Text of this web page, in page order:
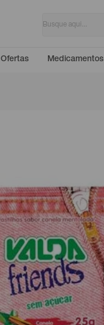
Ofertas Medicamentos